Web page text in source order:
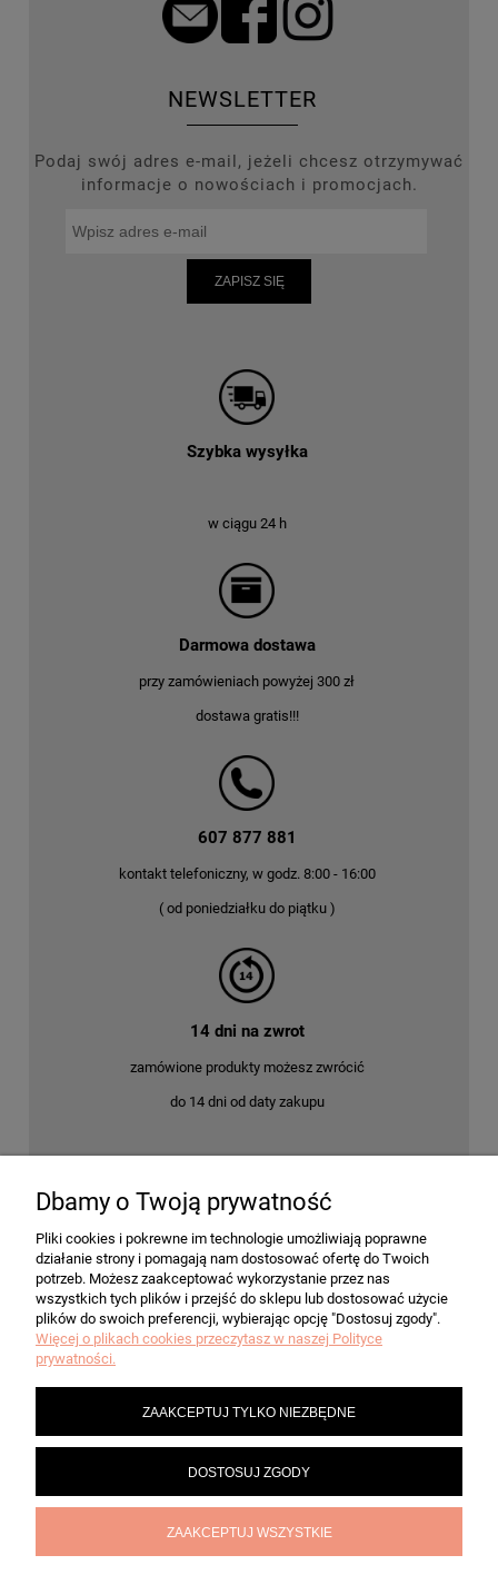
NEWSLETTER
Podaj swój adres e-mail, jeżeli chcesz otrzymywać
informacje o nowościach i promocjach.
ZAPISZ SIĘ
Szybka wysyłka
w ciągu 24 h
Darmowa dostawa
przy zamówieniach powyżej 300 zł
dostawa gratis!!!
607 877 881
kontakt telefoniczny, w godz. 8:00 - 16:00
( od poniedziałku do piątku )
14 dni na zwrot
zamówione produkty możesz zwrócić
do 14 dni od daty zakupu
POMOC
MOJE KONTO
PŁATNOŚCI I DOSTAWA
INFORMACJE
Dbamy o Twoją prywatność
Pliki cookies i pokrewne im technologie umożliwiają poprawne
działanie strony i pomagają nam dostosować ofertę do Twoich
potrzeb. Możesz zaakceptować wykorzystanie przez nas
wszystkich tych plików i przejść do sklepu lub dostosować użycie
plików do swoich preferencji, wybierając opcję "Dostosuj zgody".
Więcej o plikach cookies przeczytasz w naszej Polityce
prywatności.
ZAAKCEPTUJ TYLKO NIEZBĘDNE
DOSTOSUJ ZGODY
ZAAKCEPTUJ WSZYSTKIE